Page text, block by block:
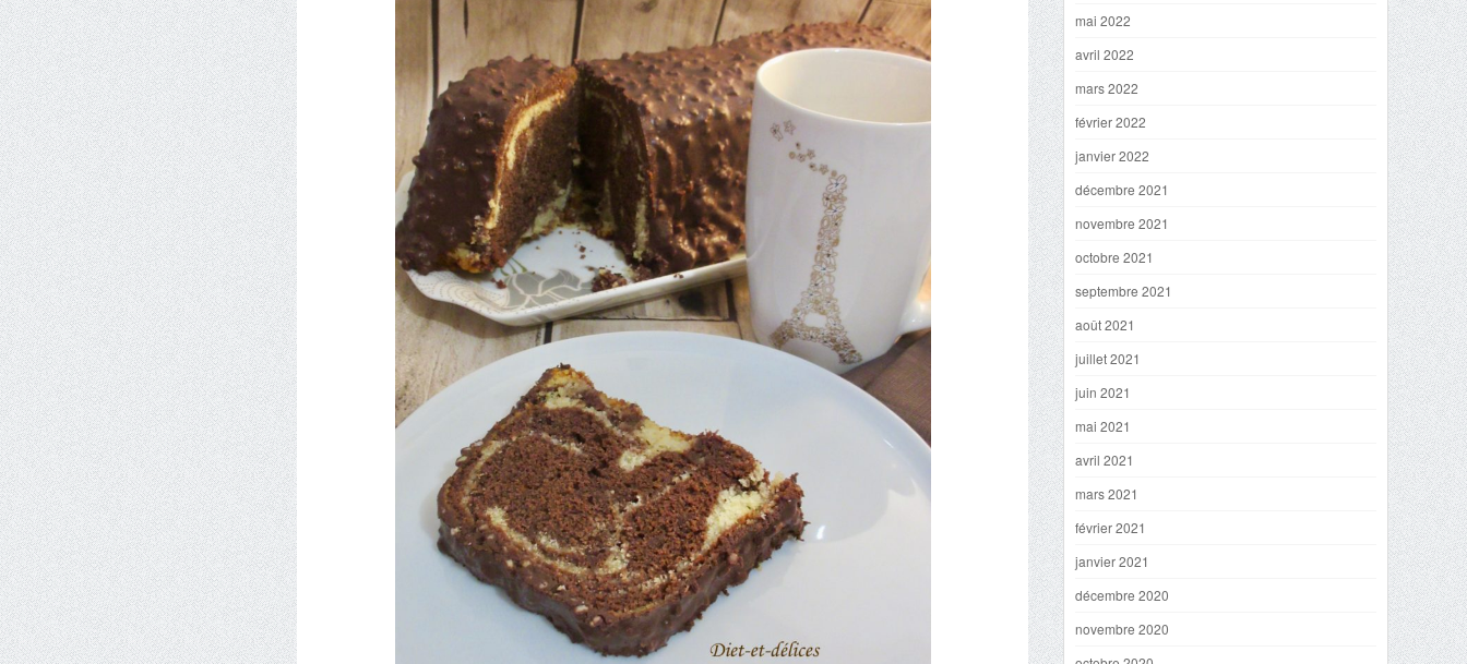
mai 2022
avril 2022
mars 2022
février 2022
janvier 2022
décembre 2021
novembre 2021
octobre 2021
septembre 2021
août 2021
juillet 2021
juin 2021
mai 2021
avril 2021
mars 2021
février 2021
janvier 2021
décembre 2020
novembre 2020